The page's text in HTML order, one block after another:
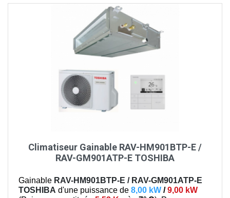
Climatiseur Gainable RAV-HM901BTP-E /
RAV-GM901ATP-E TOSHIBA
Gainable RAV-HM901BTP-E / RAV-GM901ATP-E
TOSHIBA d'une puissance de 8,00 kW /9,00 kW